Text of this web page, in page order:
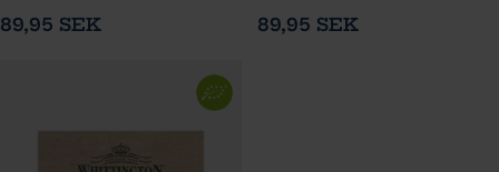
89,95 SEK
89,95 SEK